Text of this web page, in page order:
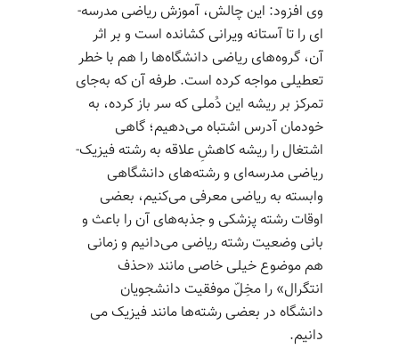
وی افزود: این چالش، آموزش ریاضی مدرسه‌­
ای را تا آستانه ویرانی کشانده است و بر اثر
آن، گروه‌­های ریاضی دانشگاه‌­ها را هم با خطر
تعطیلی مواجه کرده است. طرفه آن که به‌جای
تمرکز بر ریشه این دُملی که سر باز کرده، به
خودمان آدرس اشتباه می­‌دهیم؛ گاهی
اشتغال را ریشه کاهشِ علاقه به رشته فیزیک-
ریاضی مدرسه‌­ای و رشته­‌های دانشگاهی
وابسته به ریاضی معرفی می­‌کنیم، بعضی
اوقات رشته پزشکی و جذبه‌­های آن را باعث و
بانی وضعیت رشته ریاضی می‌­دانیم و زمانی
هم موضوع خیلی خاصی مانند «حذف
انتگرال» را مخِلّ موفقیت دانشجویان
دانشگاه در بعضی رشته­‌ها مانند فیزیک می­‌
دانیم.